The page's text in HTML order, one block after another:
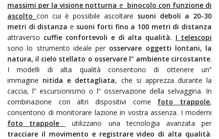
massimi per la visione notturna e binocolo con funzione di
ascolto con cui è possibile ascoltare suoni deboli a 20-30
metri di distanza e suoni forti fino a 100 metri di distanza
attraverso cuffie confortevoli e di alta qualità. I telescopi
sono lo strumento ideale per osservare oggetti lontani, la
natura, il cielo stellato o osservare l” ambiente circostante.
I modelli di alta qualità consentono di ottenere un”
immagine nitida e dettagliata, che si apprezza durante la
caccia, l” escursionismo o l” osservazione della selvaggina. In
combinazione con altri dispositivi come foto trappole,
consentono di monitorare lazione in vostra assenza. I moderni
foto trappole
utilizzano una tecnologia avanzata per
tracciare il movimento e registrare video di alta qualità.